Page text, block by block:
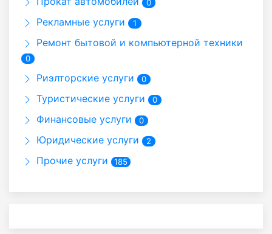
0
Рекламные услуги 1
Ремонт бытовой и компьютерной техники
0
Риэлторские услуги 0
Туристические услуги 0
Финансовые услуги 0
Юридические услуги 2
Прочие услуги 185